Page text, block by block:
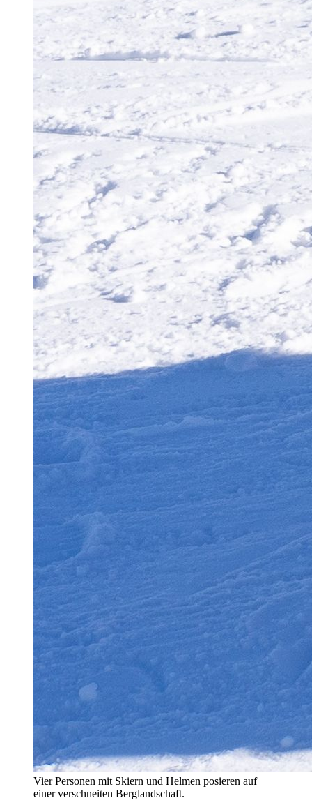
Vier Personen mit Skiern und Helmen posieren auf
einer verschneiten Berglandschaft.